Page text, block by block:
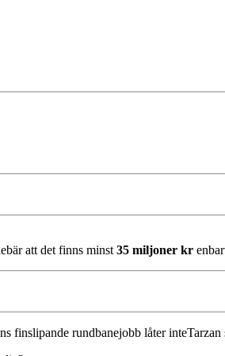
att det finns minst 35 miljoner kr
finslipande rundbanejobb låter